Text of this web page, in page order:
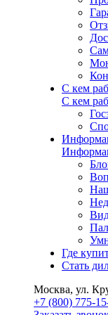
С кем
С кем
Где
Стать
Москва, ул.
+7 (800) 775-